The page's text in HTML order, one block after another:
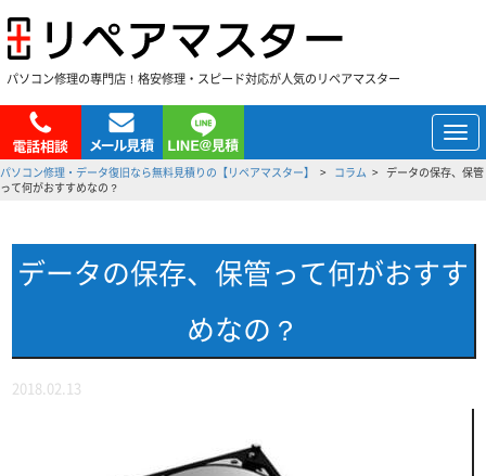
パソコン修理の専門店！格安修理・スピード対応が人気のリペアマスター
メ
ニ
ュ
パソコン修理・データ復旧なら無料見積りの【リペアマスター】 コラム
データの保存、保管
って何がおすすめなの？
データの保存、保管って何がおすす
めなの？
2018.02.13